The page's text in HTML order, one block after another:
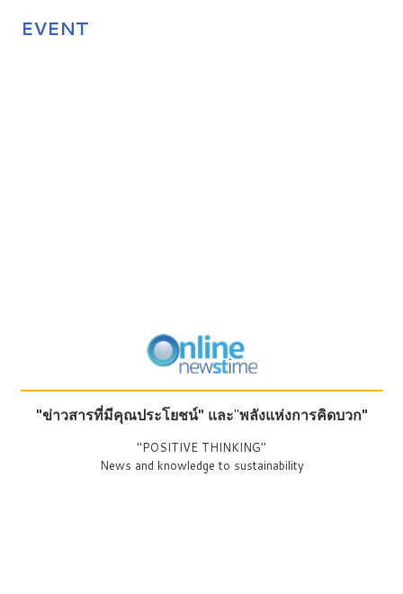
EVENT
"ข่าวสารที่มีคุณประโยชน์" และ"พลังแห่งการคิดบวก"
"POSITIVE THINKING"
News and knowledge to sustainability